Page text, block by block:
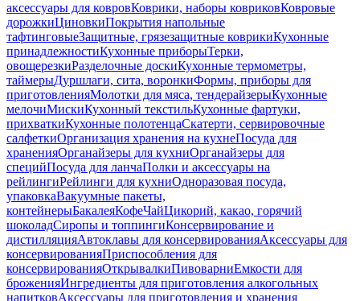
аксессуары для ковровКоврики, наборы ковриковКовровые
дорожкиЦиновкиПокрытия напольные
тафтинговыеЗащитные, грязезащитные коврикиКухонные
принадлежностиКухонные приборыТерки,
овощерезкиРазделочные доскиКухонные термометры,
таймерыДуршлаги, сита, воронкиФормы, приборы для
приготовленияМолотки для мяса, тендерайзерыКухонные
мелочиМискиКухонный текстильКухонные фартуки,
прихваткиКухонные полотенцаСкатерти, сервировочные
салфеткиОрганизация хранения на кухнеПосуда для
храненияОрганайзеры для кухниОрганайзеры для
специйПосуда для ланчаПолки и аксессуары на
рейлингиРейлинги для кухниОдноразовая посуда,
упаковкаВакуумные пакеты,
контейнерыБакалеяКофеЧайЦикорий, какао, горячий
шоколадСиропы и топпингиКонсервирование и
дистилляцияАвтоклавы для консервированияАксессуары для
консервированияПриспособления для
консервированияОткрывалкиПивоварниЕмкости для
броженияИнгредиенты для приготовления алкогольных
напитковАксессуары для приготовления и хранения